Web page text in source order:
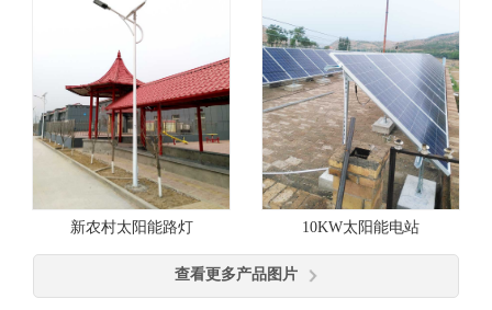
新农村太阳能路灯 10KW太阳能电站
查看更多产品图片